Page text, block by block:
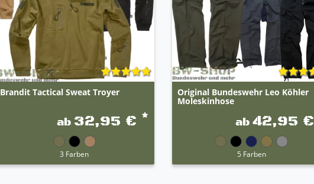
Brandit Tactical Sweat Troyer
ab 32,95 € *
3 Farben
Original Bundeswehr Leo Köhler
Moleskinhose
ab 42,95 €
5 Farben